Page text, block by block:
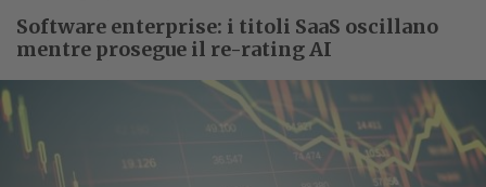
Software enterprise: i titoli SaaS oscillano
mentre prosegue il re-rating AI